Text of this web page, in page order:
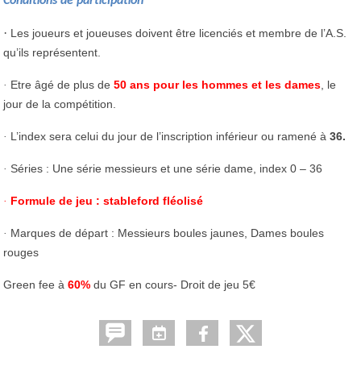
· Les joueurs et joueuses doivent être licenciés et membre de l’A.S.
qu’ils représentent.
· Etre âgé de plus de 50 ans pour les hommes et les dames , le
jour de la compétition.
· L’index sera celui du jour de l’inscription inférieur ou ramené à 36.
· Séries : Une série messieurs et une série dame, index 0 – 36
· Formule de jeu : stableford fléolisé
· Marques de départ : Messieurs boules jaunes, Dames boules
rouges
Green fee à 60% du GF en cours- Droit de jeu 5€